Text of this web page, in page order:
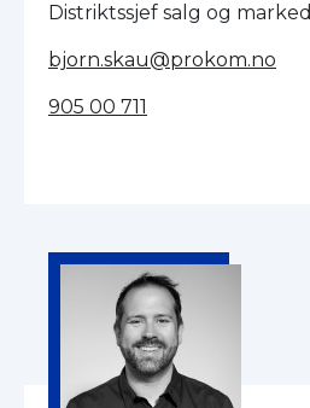
Distriktssjef salg og marked
bjorn.skau@prokom.no
905 00 711